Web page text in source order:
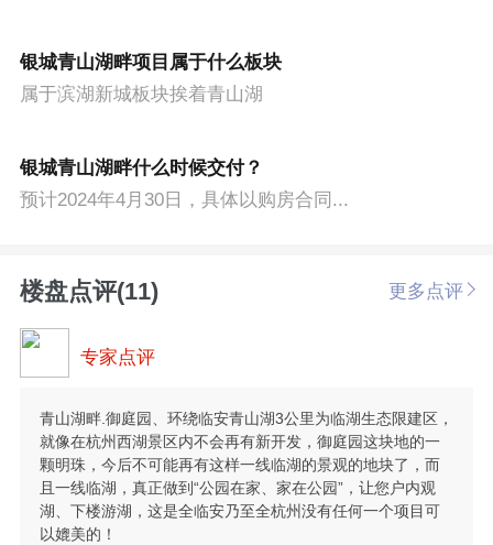
银城青山湖畔项目属于什么板块
属于滨湖新城板块挨着青山湖
银城青山湖畔什么时候交付？
预计2024年4月30日，具体以购房合同...
楼盘点评(11) 更多点评
专家点评
青山湖畔.御庭园、环绕临安青山湖3公里为临湖生态限建区，
就像在杭州西湖景区内不会再有新开发，御庭园这块地的一
颗明珠，今后不可能再有这样一线临湖的景观的地块了，而
且一线临湖，真正做到“公园在家、家在公园”，让您户内观
湖、下楼游湖，这是全临安乃至全杭州没有任何一个项目可
以媲美的！